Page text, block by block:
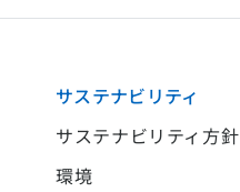
サステナビリティ
サステナビリティ方針
環境